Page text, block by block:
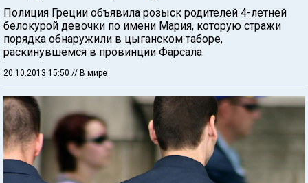
Полиция Греции объявила розыск родителей 4-летней
белокурой девочки по имени Мария, которую стражи
порядка обнаружили в цыганском таборе,
раскинувшемся в провинции Фарсала.
20.10.2013 15:50 // В мире